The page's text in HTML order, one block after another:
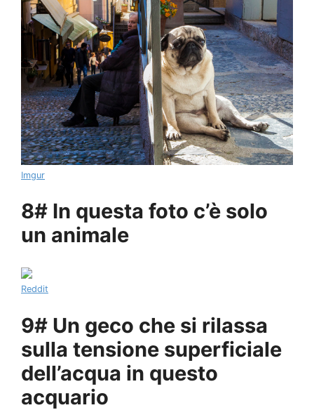
Imgur
8# In questa foto c’è solo
un animale
Reddit
9# Un geco che si rilassa
sulla tensione superficiale
dell’acqua in questo
acquario